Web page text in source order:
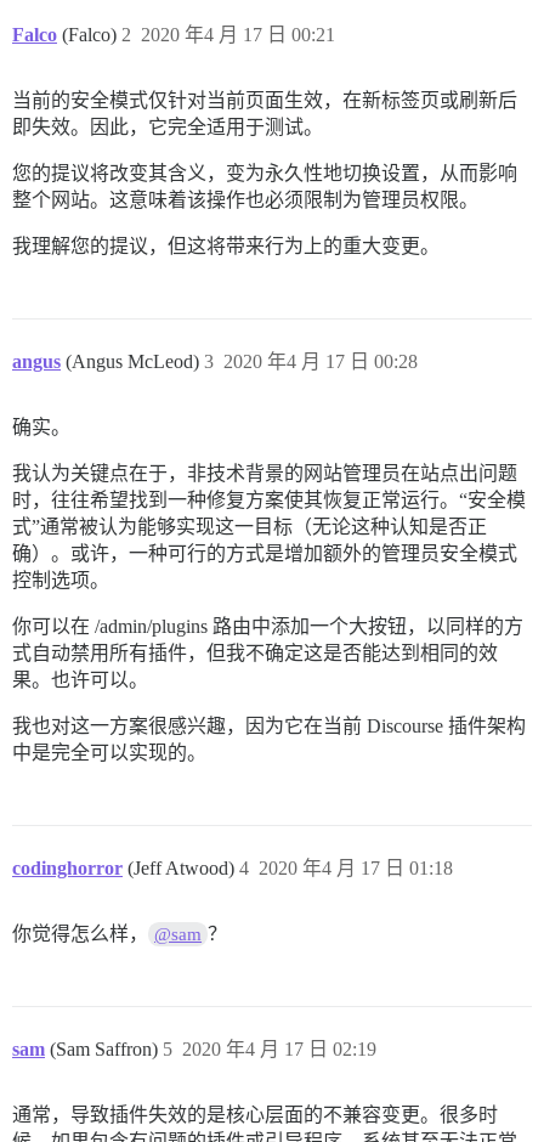
Falco (Falco) 2020 年4 月 17 日 00:21
2
当前的安全模式仅针对当前页面生效，在新标签页或刷新后
即失效。因此，它完全适用于测试。
您的提议将改变其含义，变为永久性地切换设置，从而影响
整个网站。这意味着该操作也必须限制为管理员权限。
我理解您的提议，但这将带来行为上的重大变更。
angus (Angus McLeod) 2020 年4 月 17 日 00:28
3
确实。
我认为关键点在于，非技术背景的网站管理员在站点出问题
时，往往希望找到一种修复方案使其恢复正常运行。“安全模
式”通常被认为能够实现这一目标（无论这种认知是否正
确）。或许，一种可行的方式是增加额外的管理员安全模式
控制选项。
你可以在 /admin/plugins 路由中添加一个大按钮，以同样的方
式自动禁用所有插件，但我不确定这是否能达到相同的效
果。也许可以。
我也对这一方案很感兴趣，因为它在当前 Discourse 插件架构
中是完全可以实现的。
codinghorror (Jeff Atwood) 2020 年4 月 17 日 01:18
4
你觉得怎么样， @sam ？
sam (Sam Saffron) 2020 年4 月 17 日 02:19
5
通常，导致插件失效的是核心层面的不兼容变更。很多时